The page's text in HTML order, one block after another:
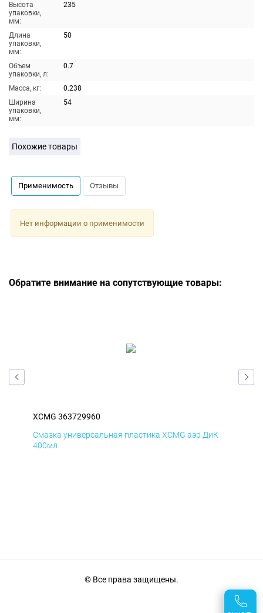
Высота
упаковки,
мм:
235
Длина
упаковки,
мм:
50
Объем
упаковки, л:
0.7
Масса, кг:
0.238
Ширина
упаковки,
мм:
54
Похожие товары
Применимость Отзывы
Нет информации о применимости
Обратите внимание на сопутствующие товары:
XCMG 363729960
Смазка универсальная пластика XCMG аэр ДиК
400мл
© Все права защищены.